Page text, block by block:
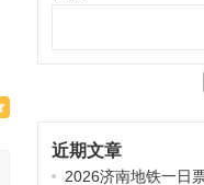
近期文章
2026济南地铁一日